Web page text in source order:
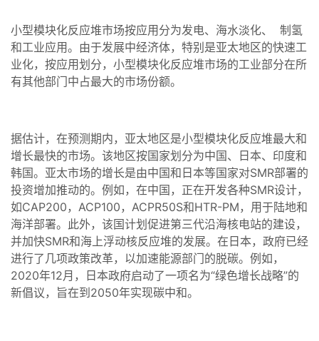
小型模块化反应堆市场按应用分为发电、海水淡化、 制氢
和工业应用。由于发展中经济体，特别是亚太地区的快速工
业化，按应用划分，小型模块化反应堆市场的工业部分在所
有其他部门中占最大的市场份额。
据估计，在预测期内，亚太地区是小型模块化反应堆最大和
增长最快的市场。该地区按国家划分为中国、日本、印度和
韩国。亚太市场的增长是由中国和日本等国家对SMR部署的
投资增加推动的。例如，在中国，正在开发各种SMR设计，
如CAP200，ACP100，ACPR50S和HTR-PM，用于陆地和
海洋部署。此外，该国计划促进第三代沿海核电站的建设，
并加快SMR和海上浮动核反应堆的发展。在日本，政府已经
进行了几项政策改革，以加速能源部门的脱碳。例如，
2020年12月，日本政府启动了一项名为“绿色增长战略”的
新倡议，旨在到2050年实现碳中和。